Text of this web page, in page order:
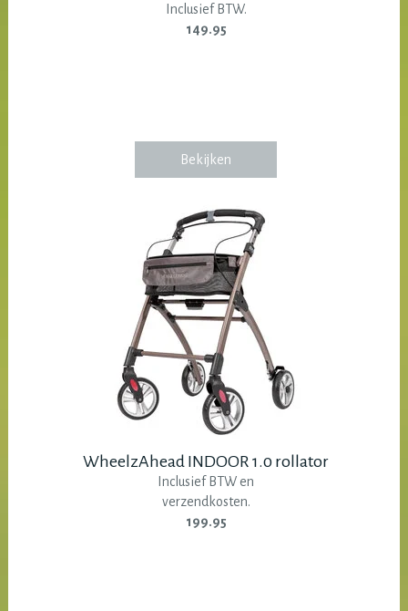
Inclusief BTW.
149.95
Bekijken
WheelzAhead INDOOR 1.0 rollator
Inclusief BTW en
verzendkosten.
199.95